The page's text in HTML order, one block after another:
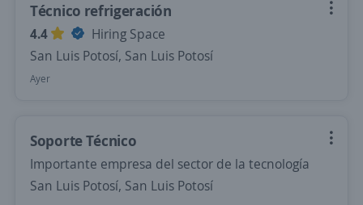
Técnico refrigeración
4.4
Hiring Space
San Luis Potosí, San Luis Potosí
Ayer
Soporte Técnico
Importante empresa del sector de la tecnología
San Luis Potosí, San Luis Potosí